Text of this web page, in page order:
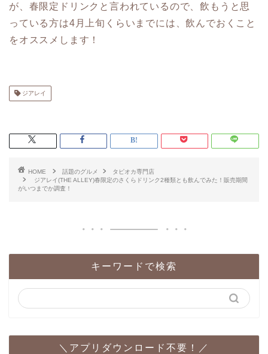
が、春限定ドリンクと言われているので、飲もうと思
っている方は4月上旬くらいまでには、飲んでおくこと
をオススメします！
ジアレイ
HOME 話題のグルメ
タピオカ専門店
ジアレイ(THE ALLEY)春限定のさくらドリンク2種類とも飲んでみた！販売期間
がいつまでか調査！
キーワードで検索
＼アプリダウンロード不要！／